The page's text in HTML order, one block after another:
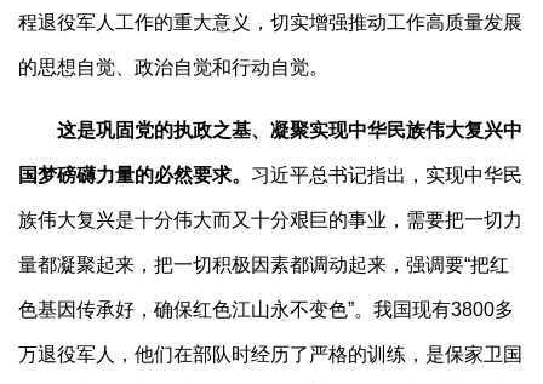
程退役军人工作的重大意义，切实增强推动工作高质量发展
的思想自觉、政治自觉和行动自觉。
这是巩固党的执政之基、凝聚实现中华民族伟大复兴中
国梦磅礴力量的必然要求。 习近平总书记指出，实现中华民
族伟大复兴是十分伟大而又十分艰巨的事业，需要把一切力
量都凝聚起来，把一切积极因素都调动起来，强调要“把红
色基因传承好，确保红色江山永不变色”。我国现有3800多
万退役军人，他们在部队时经历了严格的训练，是保家卫国